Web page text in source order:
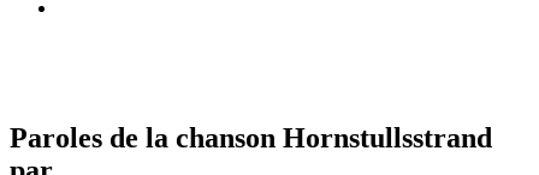
Paroles de la chanson Hornstullsstrand